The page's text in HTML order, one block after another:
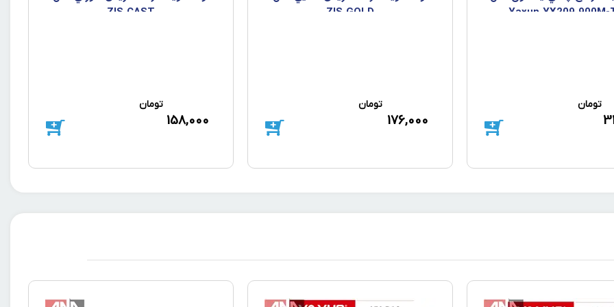
Yaxun YX209 900M-
تومان
ZIS GOLD
176,000
تومان
ZIS CAST
158,000
تومان